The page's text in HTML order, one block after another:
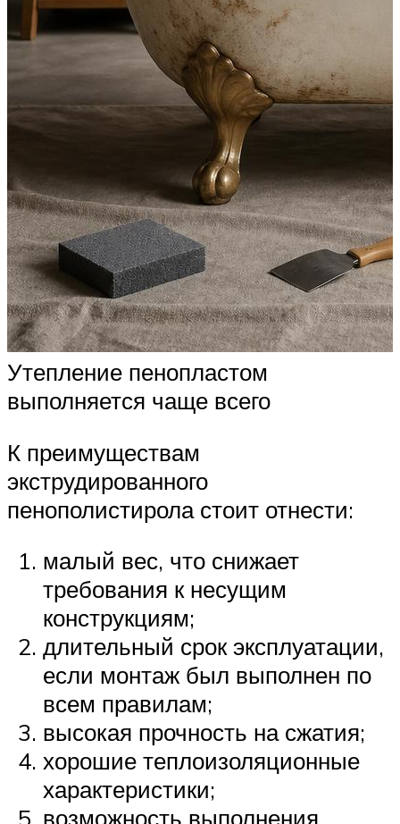
Утепление пенопластом
выполняется чаще всего
К преимуществам
экструдированного
пенополистирола стоит отнести:
малый вес, что снижает
требования к несущим
конструкциям;
длительный срок эксплуатации,
если монтаж был выполнен по
всем правилам;
высокая прочность на сжатия;
хорошие теплоизоляционные
характеристики;
возможность выполнения